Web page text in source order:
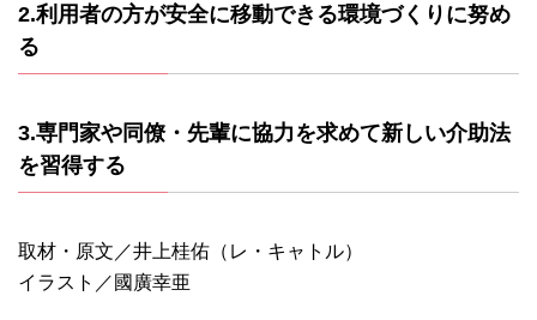
2.利用者の方が安全に移動できる環境づくりに努め
る
3.専門家や同僚・先輩に協力を求めて新しい介助法
を習得する
取材・原文／井上桂佑（レ・キャトル）
イラスト／國廣幸亜